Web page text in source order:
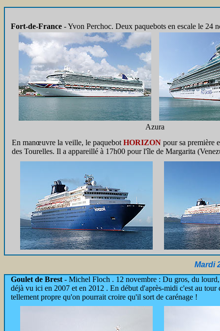
Fort-de-France -Yvon Perchoc. Deux paquebots en escale le 24
Azura
En manœuvre la veille, le paquebot HORIZON pour sa première
des Tourelles. Il a appareillé à 17h00 pour l'île de Margarita
Mardi
Goulet de Brest - Michel Floch . 12 novembre : Du gros, du
déjà vu ici en 2007 et en 2012 . En début d'après-midi c'est au tour
tellement propre qu'on pourrait croire qu'il sort de carénage !